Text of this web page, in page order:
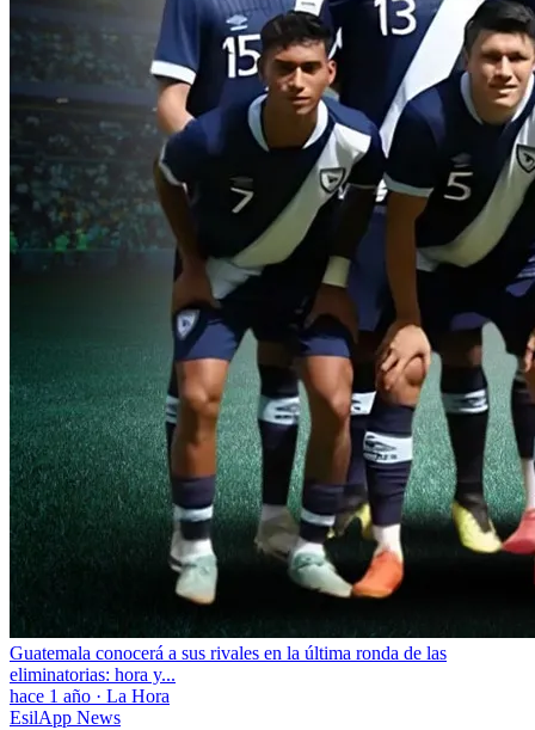
Guatemala conocerá a sus rivales en la última ronda de las
eliminatorias: hora y...
hace 1 año · La Hora
EsilApp News